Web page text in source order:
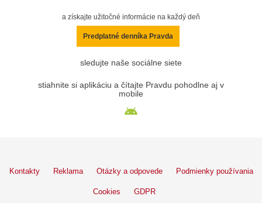
a získajte užitočné informácie na každý deň
Predplatné denníka Pravda
sledujte naše sociálne siete
stiahnite si aplikáciu a čítajte Pravdu pohodlne aj v
mobile
Kontakty Reklama Otázky a odpovede Podmienky používania
Cookies GDPR